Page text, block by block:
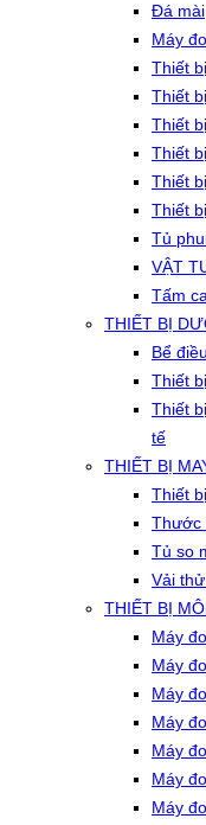
Đá mài
Máy
Thiết
Thiết
Thiết
Thiết
Thiết
Thiết
Tủ
VẬT
Tấm
THIẾT BỊ
Bể
Thiết
Thiết
tế
THIẾT BỊ
Thiết
Thước
Tủ so
Vải
THIẾT BỊ
Máy
Máy
Máy
Máy
Máy
Máy
Máy